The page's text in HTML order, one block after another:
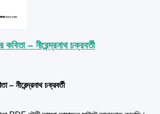
– নীরেন্দ্রনাথ চক্রবর্তী
– নীরেন্দ্রনাথ চক্রবর্তী